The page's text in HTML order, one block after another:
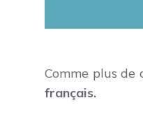
Comme plus de
français.